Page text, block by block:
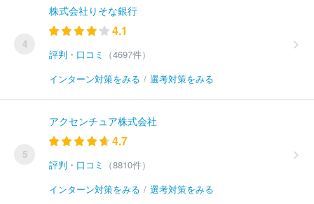
4
株式会社りそな銀行
4.1
評判・口コミ
（4697件）
インターン対策をみる / 選考対策をみる
5
アクセンチュア株式会社
4.7
評判・口コミ
（8810件）
インターン対策をみる / 選考対策をみる